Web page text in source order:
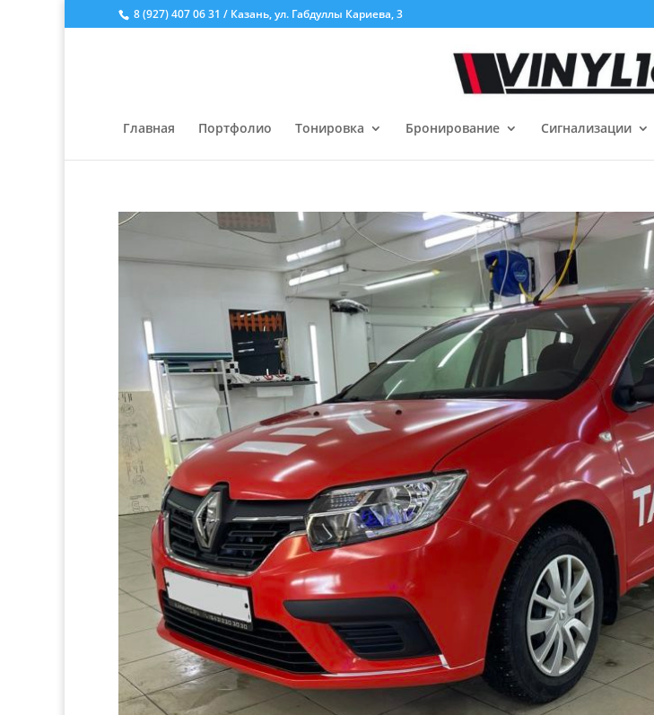
8 (927) 407 06 31 / Казань, ул. Габдуллы Кариева, 3
Главная Портфолио Тонировка Бронирование Сигнализации